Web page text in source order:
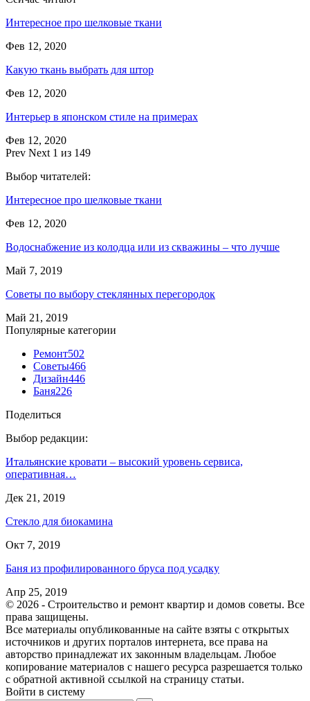
Интересное про шелковые ткани
Фев 12, 2020
Какую ткань выбрать для штор
Фев 12, 2020
Интерьер в японском стиле на примерах
Фев 12, 2020
Prev Next 1 из 149
Выбор читателей:
Интересное про шелковые ткани
Фев 12, 2020
Водоснабжение из колодца или из скважины – что лучше
Май 7, 2019
Советы по выбору стеклянных перегородок
Май 21, 2019
Популярные категории
Ремонт502
Советы466
Дизайн446
Баня226
Поделиться
Выбор редакции:
Итальянские кровати – высокий уровень сервиса,
оперативная…
Дек 21, 2019
Стекло для биокамина
Окт 7, 2019
Баня из профилированного бруса под усадку
Апр 25, 2019
© 2026 - Строительство и ремонт квартир и домов советы. Все
права защищены.
Все материалы опубликованные на сайте взяты с открытых
источников и других порталов интернета, все права на
авторство принадлежат их законным владельцам. Любое
копирование материалов с нашего ресурса разрешается только
с обратной активной ссылкой на страницу статьи.
Войти в систему